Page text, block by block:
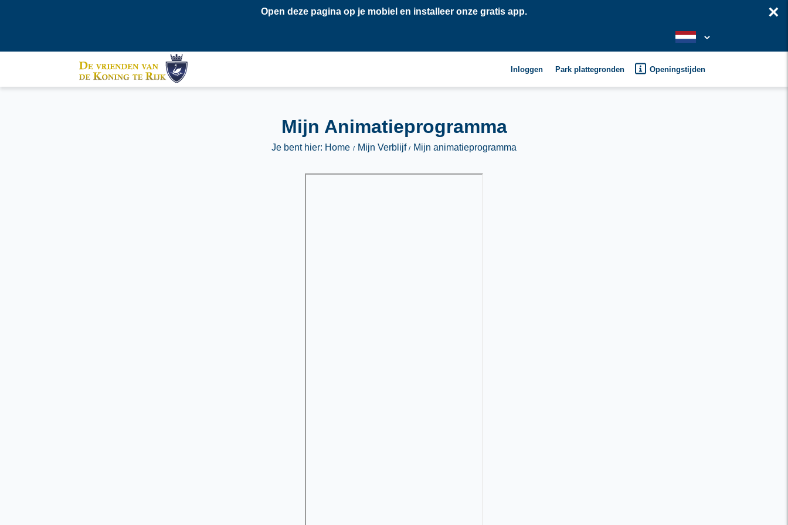
Open deze pagina op je mobiel en installeer onze gratis app. ×
Inloggen Park plattegronden Openingstijden
Mijn Animatieprogramma
Je bent hier: Home Mijn Verblijf Mijn animatieprogramma